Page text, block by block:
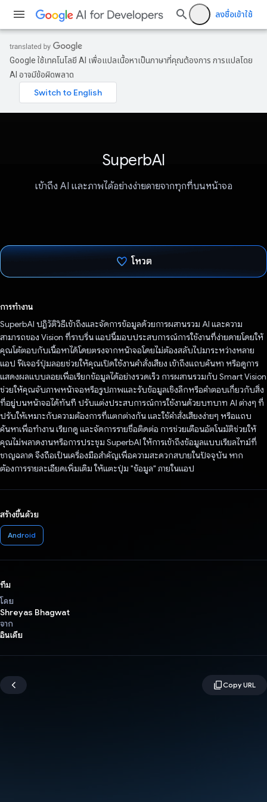
ลงชื่อเข้าใช้
Google ใช้เทคโนโลยี AI เพื่อแปลเนื้อหาเป็นภาษาที่คุณต้องการ การแปลโดย
AI อาจมีข้อผิดพลาด
SuperbAI
เข้าถึง AI และภาพได้อย่างง่ายดายจากทุกที่บนหน้าจอ
โหวต
การทำงาน
SuperbAI ปฏิวัติวิธีเข้าถึงและจัดการข้อมูลด้วยการผสานรวม AI และความ
สามารถของ Vision ที่ราบรื่น แอปนี้มอบประสบการณ์การใช้งานที่ง่ายดายโดยให้
คุณโต้ตอบกับเนื้อหาได้โดยตรงจากหน้าจอโดยไม่ต้องสลับไปมาระหว่างหลาย
แอป ฟีเจอร์ปุ่มลอยช่วยให้คุณเปิดใช้งานคำสั่งเสียง เข้าถึงแถบค้นหา หรือดูการ
แสดงผลแบบลอยเพื่อเรียกข้อมูลได้อย่างรวดเร็ว การผสานรวมกับ Smart Vision
ช่วยให้คุณจับภาพหน้าจอหรือรูปภาพและรับข้อมูลเชิงลึกหรือคำตอบเกี่ยวกับสิ่ง
ที่อยู่บนหน้าจอได้ทันที ปรับแต่งประสบการณ์การใช้งานด้วยบทบาท AI ต่างๆ ที่
ปรับให้เหมาะกับความต้องการที่แตกต่างกัน และใช้คำสั่งเสียงง่ายๆ หรือแถบ
ค้นหาเพื่อทำงาน เรียกดู และจัดการรายชื่อติดต่อ การช่วยเตือนอัตโนมัติช่วยให้
คุณไม่พลาดงานหรือการประชุม SuperbAI ให้การเข้าถึงข้อมูลแบบเรียลไทม์ที่
ชาญฉลาด จึงถือเป็นเครื่องมือสําคัญเพื่อความสะดวกสบายในปัจจุบัน หาก
ต้องการรายละเอียดเพิ่มเติม ให้แตะปุ่ม "ข้อมูล" ภายในแอป
สร้างขึ้นด้วย
Android
ทีม
โดย
Shreyas Bhagwat
จาก
อินเดีย